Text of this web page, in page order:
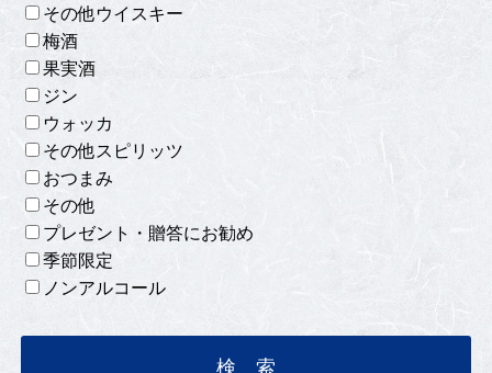
その他ウイスキー
梅酒
果実酒
ジン
ウォッカ
その他スピリッツ
おつまみ
その他
プレゼント・贈答にお勧め
季節限定
ノンアルコール